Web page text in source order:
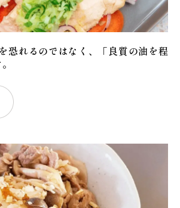
恐れるのではなく、「良質の油を程